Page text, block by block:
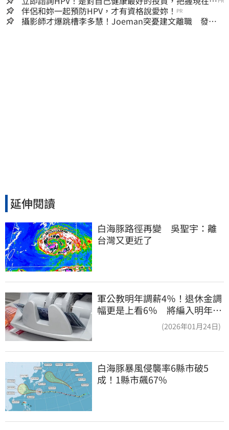
嫌晚！
伴侶和妳一起預防HPV，才有資格說愛妳！ PR
攝影師才爆跳槽李多慧！Joeman突憂建文離職 發聲
延伸閱讀
白海豚路徑再變　吳聖宇：離
台灣又更近了
軍公教明年調薪4％！退休金調
幅更是上看6％ 將編入明年度
(2026年01月24日)
白海豚暴風侵襲率6縣市破5
成！1縣市飆67%